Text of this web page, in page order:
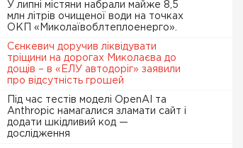
У липні містяни набрали майже 8,5
млн літрів очищеної води на точках
ОКП «Миколаївоблтеплоенерго».
Сєнкевич доручив ліквідувати
тріщини на дорогах Миколаєва до
дощів – в «ЕЛУ автодоріг» заявили
про відсутність грошей
Під час тестів моделі OpenAI та
Anthropic намагалися зламати сайт і
додати шкідливий код —
дослідження